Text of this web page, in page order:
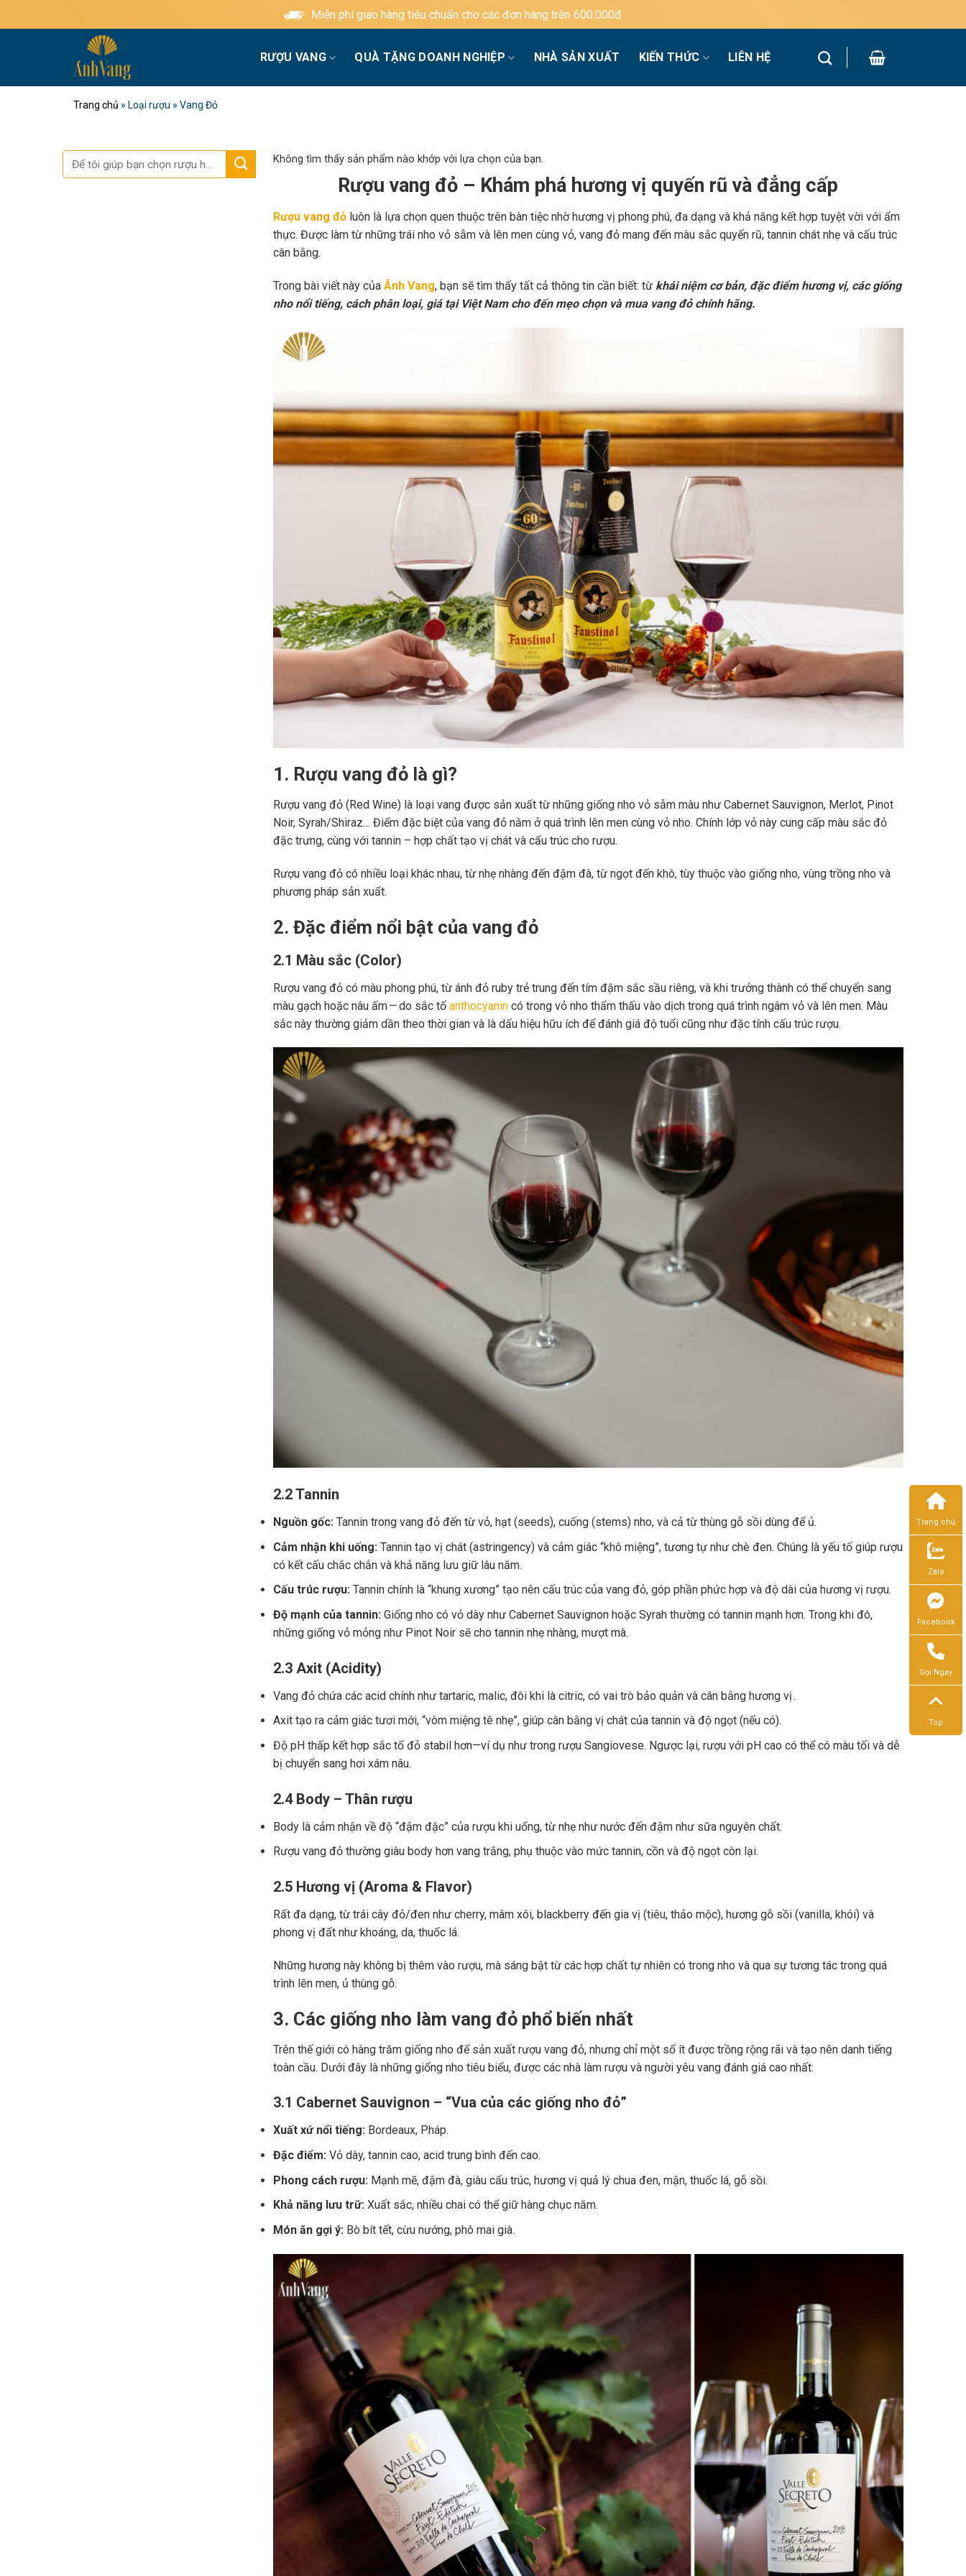
qua
Miễn phí giao hàng tiêu chuẩn cho các đơn hàng trên 600.000đ
RƯỢU VANG QUÀ TẶNG DOANH NGHIỆP NHÀ SẢN XUẤT KIẾN THỨC LIÊN HỆ
Trang chủ » Loại rượu » Vang Đỏ
Tìm
kiếm:
Không tìm thấy sản phẩm nào khớp với lựa chọn của bạn.
Rượu vang đỏ – Khám phá hương vị quyến rũ và đẳng cấp
Rượu vang đỏluôn là lựa chọn quen thuộc trên bàn tiệc nhờ hương vị phong phú, đa dạng và khả năng kết hợp tuyệt vời với ẩm
thực. Được làm từ những trái nho vỏ sẫm và lên men cùng vỏ, vang đỏ mang đến màu sắc quyến rũ, tannin chát nhẹ và cấu trúc
cân bằng.
Trong bài viết này của Ánh Vang, bạn sẽ tìm thấy tất cả thông tin cần biết: từ khái niệm cơ bản, đặc điểm hương vị, các giống
nho nổi tiếng, cách phân loại, giá tại Việt Nam cho đến mẹo chọn và mua vang đỏ chính hãng.
1. Rượu vang đỏ là gì?
Rượu vang đỏ (Red Wine) là loại vang được sản xuất từ những giống nho vỏ sẫm màu như Cabernet Sauvignon, Merlot, Pinot
Noir, Syrah/Shiraz… Điểm đặc biệt của vang đỏ nằm ở quá trình lên men cùng vỏ nho. Chính lớp vỏ này cung cấp màu sắc đỏ
đặc trưng, cùng với tannin – hợp chất tạo vị chát và cấu trúc cho rượu.
Rượu vang đỏ có nhiều loại khác nhau, từ nhẹ nhàng đến đậm đà, từ ngọt đến khô, tùy thuộc vào giống nho, vùng trồng nho và
phương pháp sản xuất.
2. Đặc điểm nổi bật của vang đỏ
2.1 Màu sắc (Color)
Rượu vang đỏ có màu phong phú, từ ánh đỏ ruby trẻ trung đến tím đậm sắc sầu riêng, và khi trưởng thành có thể chuyển sang
màu gạch hoặc nâu ấm — do sắc tố anthocyanincó trong vỏ nho thẩm thấu vào dịch trong quá trình ngâm vỏ và lên men. Màu
sắc này thường giảm dần theo thời gian và là dấu hiệu hữu ích để đánh giá độ tuổi cũng như đặc tính cấu trúc rượu.
2.2 Tannin
Nguồn gốc:Tannin trong vang đỏ đến từ vỏ, hạt (seeds), cuống (stems) nho, và cả từ thùng gỗ sồi dùng để ủ.
Cảm nhận khi uống:Tannin tạo vị chát (astringency) và cảm giác “khô miệng”, tương tự như chè đen. Chúng là yếu tố giúp rượu
có kết cấu chắc chắn và khả năng lưu giữ lâu năm.
Cấu trúc rượu:Tannin chính là “khung xương” tạo nên cấu trúc của vang đỏ, góp phần phức hợp và độ dài của hương vị rượu.
Độ mạnh của tannin:Giống nho có vỏ dày như Cabernet Sauvignon hoặc Syrah thường có tannin mạnh hơn. Trong khi đó,
những giống vỏ mỏng như Pinot Noir sẽ cho tannin nhẹ nhàng, mượt mà.
2.3 Axit (Acidity)
Vang đỏ chứa các acid chính như tartaric, malic, đôi khi là citric, có vai trò bảo quản và cân bằng hương vị .
Axit tạo ra cảm giác tươi mới, “vòm miệng tê nhẹ”, giúp cân bằng vị chát của tannin và độ ngọt (nếu có).
Độ pH thấp kết hợp sắc tố đỏ stabil hơn—ví dụ như trong rượu Sangiovese. Ngược lại, rượu với pH cao có thể có màu tối và dễ
bị chuyển sang hơi xám nâu.
2.4 Body – Thân rượu
Body là cảm nhận về độ “đậm đặc” của rượu khi uống, từ nhẹ như nước đến đậm như sữa nguyên chất.
Rượu vang đỏ thường giàu body hơn vang trắng, phụ thuộc vào mức tannin, cồn và độ ngọt còn lại.
2.5 Hương vị (Aroma & Flavor)
Rất đa dạng, từ trái cây đỏ/đen như cherry, mâm xôi, blackberry đến gia vị (tiêu, thảo mộc), hương gỗ sồi (vanilla, khói) và
phong vị đất như khoáng, da, thuốc lá.
Những hương này không bị thêm vào rượu, mà sáng bật từ các hợp chất tự nhiên có trong nho và qua sự tương tác trong quá
trình lên men, ủ thùng gỗ.
3. Các giống nho làm vang đỏ phổ biến nhất
Trên thế giới có hàng trăm giống nho để sản xuất rượu vang đỏ, nhưng chỉ một số ít được trồng rộng rãi và tạo nên danh tiếng
toàn cầu. Dưới đây là những giống nho tiêu biểu, được các nhà làm rượu và người yêu vang đánh giá cao nhất:
3.1 Cabernet Sauvignon – “Vua của các giống nho đỏ”
Xuất xứ nổi tiếng:Bordeaux, Pháp.
Đặc điểm:Vỏ dày, tannin cao, acid trung bình đến cao.
Phong cách rượu: Mạnh mẽ, đậm đà, giàu cấu trúc, hương vị quả lý chua đen, mận, thuốc lá, gỗ sồi.
Khả năng lưu trữ:Xuất sắc, nhiều chai có thể giữ hàng chục năm.
Món ăn gợi ý: Bò bít tết, cừu nướng, phô mai già.
Trang chủ
Zalo
Facebook
Gọi Ngay
Top